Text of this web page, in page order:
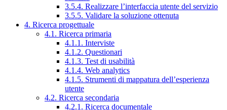
3.5.4. Realizzare l’interfaccia utente del servizio
3.5.5. Validare la soluzione ottenuta
4. Ricerca progettuale
4.1. Ricerca primaria
4.1.1. Interviste
4.1.2. Questionari
4.1.3. Test di usabilità
4.1.4. Web analytics
4.1.5. Strumenti di mappatura dell’esperienza
utente
4.2. Ricerca secondaria
4.2.1. Ricerca documentale